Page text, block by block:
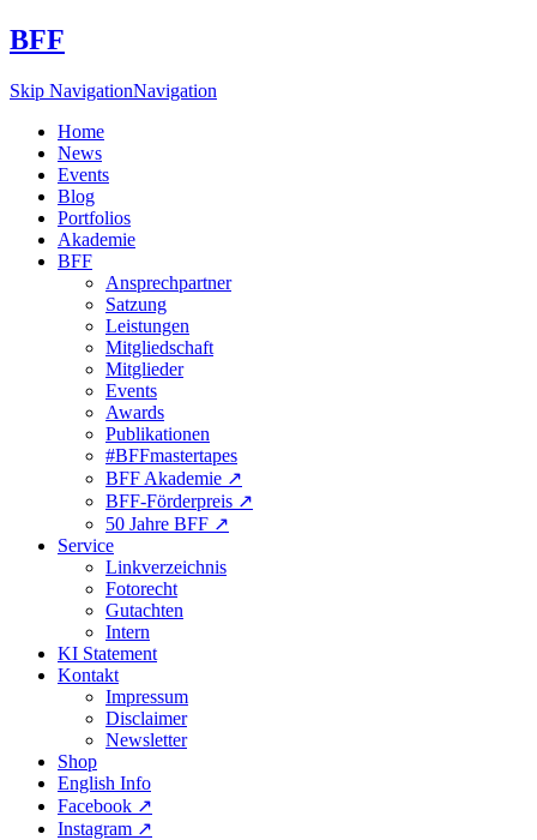
BFF
Skip NavigationNavigation
Home
News
Events
Blog
Portfolios
Akademie
BFF
Ansprechpartner
Satzung
Leistungen
Mitgliedschaft
Mitglieder
Events
Awards
Publikationen
#BFFmastertapes
BFF Akademie ↗︎
BFF-Förderpreis ↗︎
50 Jahre BFF ↗︎
Service
Linkverzeichnis
Fotorecht
Gutachten
Intern
KI Statement
Kontakt
Impressum
Disclaimer
Newsletter
Shop
English Info
Facebook ↗︎
Instagram ↗︎